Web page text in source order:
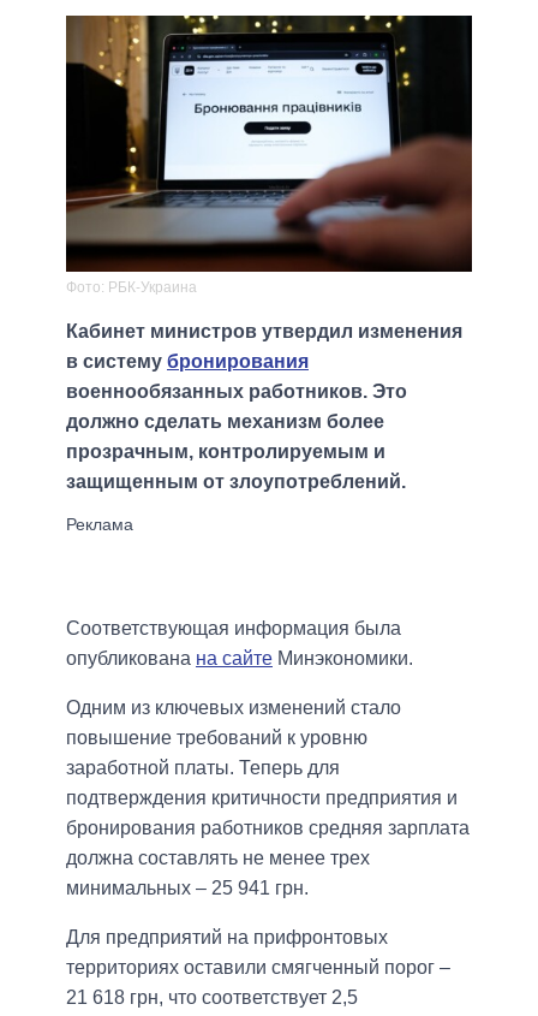
Фото: РБК-Украина
Кабинет министров утвердил изменения
в систему бронирования
военнообязанных работников. Это
должно сделать механизм более
прозрачным, контролируемым и
защищенным от злоупотреблений.
Соответствующая информация была
опубликована на сайте Минэкономики.
Одним из ключевых изменений стало
повышение требований к уровню
заработной платы. Теперь для
подтверждения критичности предприятия и
бронирования работников средняя зарплата
должна составлять не менее трех
минимальных – 25 941 грн.
Для предприятий на прифронтовых
территориях оставили смягченный порог –
21 618 грн, что соответствует 2,5